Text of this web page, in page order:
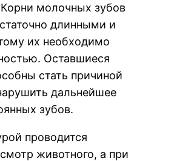
Корни молочных зубов
длинными и
их необходимо
Оставшиеся
стать причиной
дальнейшее
зубов.
проводится
животного, а при